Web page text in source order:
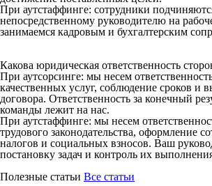
При аутстаффинге: сотрудники
непосредственному руководителю на
занимаемся кадровым и бухгалтерским
Какова юридическая ответственность
При аутсорсинге: мы несем
качественных услуг, соблюдение сроков и
договора. Ответственность за конечный
команды лежит на нас.
При аутстаффинге: мы несем
трудового законодательства, оформление
налогов и социальных взносов. Ваш
постановку задач и контроль их
Полезные статьи Все статьи